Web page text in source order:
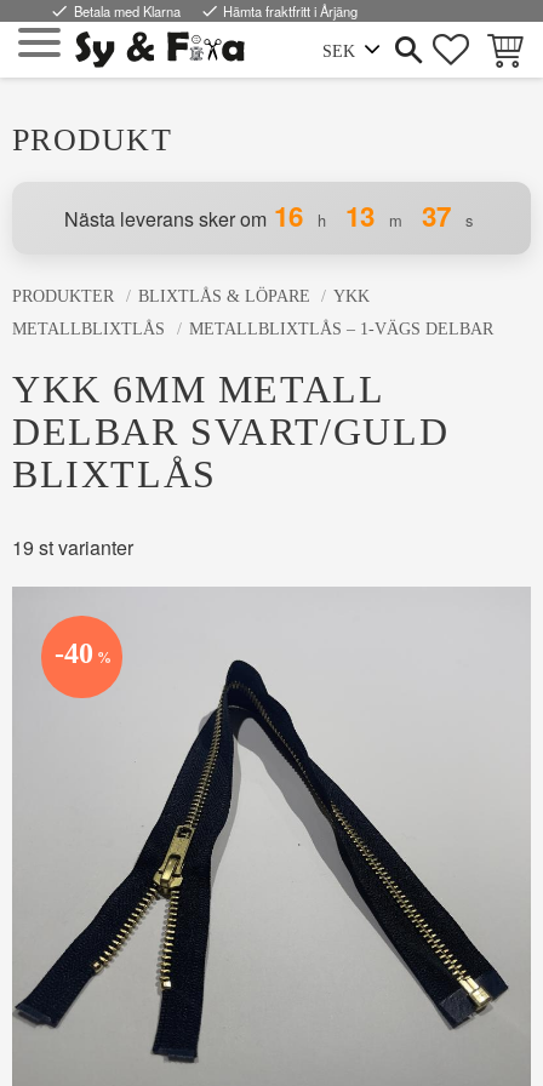
Meny
done Betala med Klarna done Hämta fraktfritt i Årjäng
PRODUKT
Nästa leverans sker om 16 h 13 m 37 s
PRODUKTER BLIXTLÅS & LÖPARE
YKK
METALLBLIXTLÅS
METALLBLIXTLÅS – 1-VÄGS DELBAR
YKK 6MM METALL
DELBAR SVART/GULD
BLIXTLÅS
19 st varianter
40 %